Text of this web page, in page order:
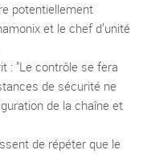
potentiellement
et le chef d’unité
: "Le contrôle se fera
de sécurité ne
de la chaîne et
de répéter que le